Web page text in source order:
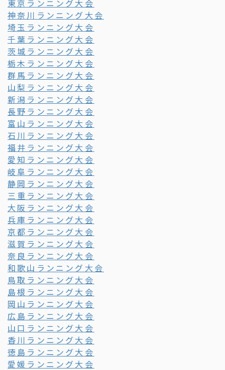
東京ランニング大会
神奈川ランニング大会
埼玉ランニング大会
千葉ランニング大会
茨城ランニング大会
栃木ランニング大会
群馬ランニング大会
山梨ランニング大会
新潟ランニング大会
長野ランニング大会
富山ランニング大会
石川ランニング大会
福井ランニング大会
愛知ランニング大会
岐阜ランニング大会
静岡ランニング大会
三重ランニング大会
大阪ランニング大会
兵庫ランニング大会
京都ランニング大会
滋賀ランニング大会
奈良ランニング大会
和歌山ランニング大会
鳥取ランニング大会
島根ランニング大会
岡山ランニング大会
広島ランニング大会
山口ランニング大会
香川ランニング大会
徳島ランニング大会
愛媛ランニング大会